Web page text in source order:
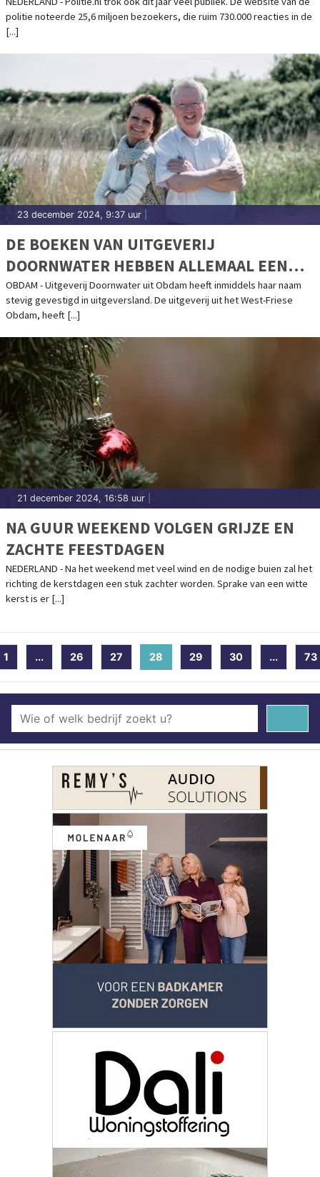
politie noteerde 25,6 miljoen bezoekers, die ruim 730.000 reacties in de
[...]
23 december 2024, 9:37 uur
DE BOEKEN VAN UITGEVERIJ
DOORNWATER HEBBEN ALLEMAAL EEN
MAATSCHAPPELIJK THEMA
OBDAM - Uitgeverij Doornwater uit Obdam heeft inmiddels haar naam
stevig gevestigd in uitgeversland. De uitgeverij uit het West-Friese
Obdam, heeft [...]
21 december 2024, 16:58 uur
NA GUUR WEEKEND VOLGEN GRIJZE EN
ZACHTE FEESTDAGEN
NEDERLAND - Na het weekend met veel wind en de nodige buien zal het
richting de kerstdagen een stuk zachter worden. Sprake van een witte
kerst is er [...]
1 ... 26 27 28 (current)
29 30 ... 73